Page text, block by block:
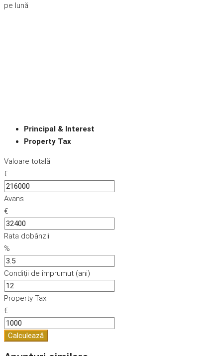
pe lună
Principal & Interest
Property Tax
Valoare totală
€
Avans
€
Rata dobânzii
%
Condiții de împrumut (ani)
Property Tax
€
Calculează